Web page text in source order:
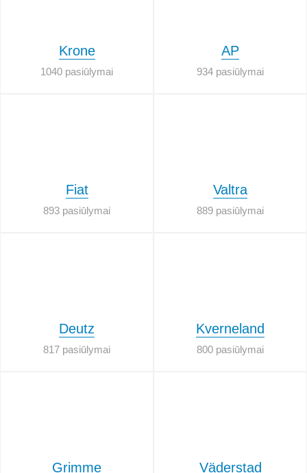
Krone
1040 pasiūlymai
AP
934 pasiūlymai
Fiat
893 pasiūlymai
Valtra
889 pasiūlymai
Deutz
817 pasiūlymai
Kverneland
800 pasiūlymai
Grimme Väderstad